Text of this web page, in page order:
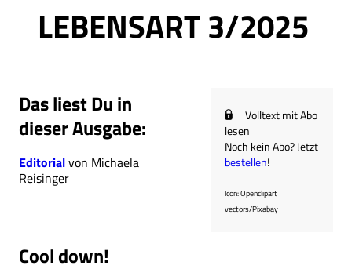
LEBENSART 3/2025
Volltext mit Abo
lesen
Noch kein Abo? Jetzt
bestellen!
Icon: Openclipart
vectors/Pixabay
Das liest Du in
dieser Ausgabe:
Editorialvon Michaela
Reisinger
Cool down!